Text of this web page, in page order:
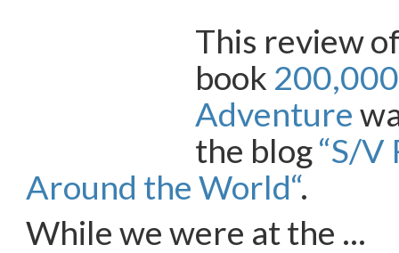
This review
book
Adventure
the blog“S/V
Around the World“.
While we were at the …